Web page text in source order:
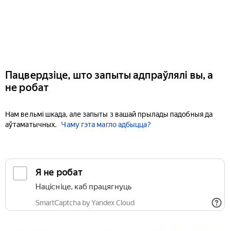
Пацвердзіце, што запыты адпраўлялі вы, а
не робат
Нам вельмі шкада, але запыты з вашай прылады падобныя да
аўтаматычных.
Чаму гэта магло адбыцца?
Я не робат
Націсніце, каб працягнуць
SmartCaptcha by Yandex Cloud